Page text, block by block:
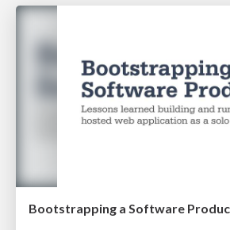
Bootstrapping a Software